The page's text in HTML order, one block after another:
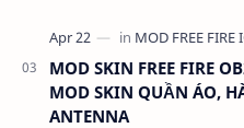
MOD SKIN FREE FIRE
MOD SKIN QUẦN ÁO,
ANTENNA